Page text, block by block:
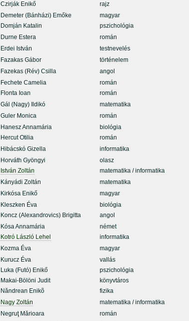
Czirják Enikő rajz
Demeter (Bánházi) Emőke magyar
Domján Katalin pszichológia
Durne Estera román
Erdei István testnevelés
Fazakas Gábor történelem
Fazekas (Rév) Csilla angol
Fechete Camelia román
Flonta Ioan román
Gál (Nagy) Ildikó matematika
Guler Monica román
Hanesz Annamária biológia
Hercut Otilia román
Hibácskó Gizella informatika
Horváth Gyöngyi olasz
István Zoltán matematika / informatika
Kányádi Zoltán matematika
Kirkósa Enikő magyar
Kleszken Éva biológia
Koncz (Alexandrovics) Brigitta angol
Kósa Annamária német
Kotró László Lehel informatika
Kozma Éva magyar
Kurucz Éva vallás
Luka (Futó) Enikő pszichológia
Makai-Bölöni Judit könyvtáros
Năndrean Enikõ fizika
Nagy Zoltán matematika / informatika
Negruţ Mărioara román